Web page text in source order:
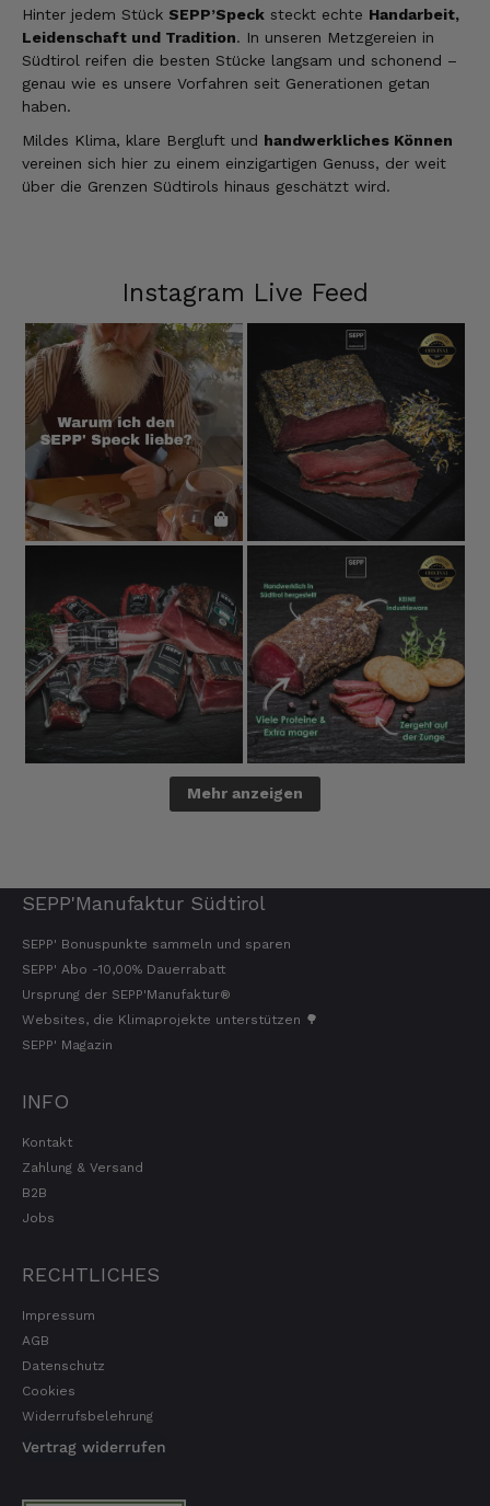
Hinter jedem Stück SEPP’Speck steckt echte Handarbeit,
Leidenschaft und Tradition. In unseren Metzgereien in
Südtirol reifen die besten Stücke langsam und schonend –
genau wie es unsere Vorfahren seit Generationen getan
haben.
Mildes Klima, klare Bergluft und handwerkliches Können
vereinen sich hier zu einem einzigartigen Genuss, der weit
über die Grenzen Südtirols hinaus geschätzt wird.
Instagram Live Feed
Mehr anzeigen
SEPP'Manufaktur Südtirol
SEPP' Bonuspunkte sammeln und sparen
SEPP' Abo -10,00% Dauerrabatt
Ursprung der SEPP'Manufaktur®
Websites, die Klimaprojekte unterstützen 🌳
SEPP' Magazin
INFO
Kontakt
Zahlung & Versand
B2B
Jobs
RECHTLICHES
Impressum
AGB
Datenschutz
Cookies
Widerrufsbelehrung
Vertrag widerrufen